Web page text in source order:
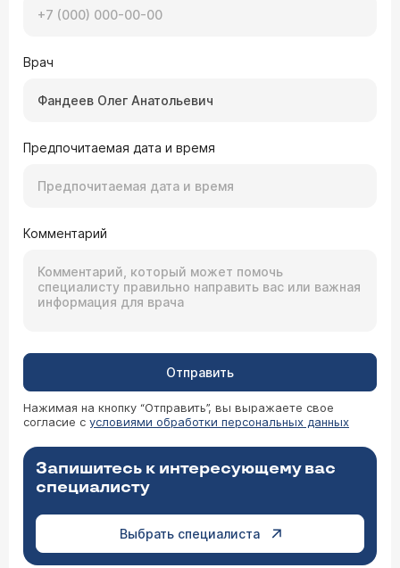
Врач
Предпочитаемая дата и время
Комментарий
Отправить
Нажимая на кнопку “Отправить”, вы выражаете свое
согласие с условиями обработки персональных данных
Запишитесь к интересующему вас
специалисту
Выбрать специалиста